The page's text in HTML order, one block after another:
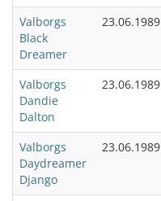
Valborgs
Black
Dreamer
23.06.1989
Valborgs
Dandie
Dalton
23.06.1989
Valborgs
Daydreamer
Django
23.06.1989